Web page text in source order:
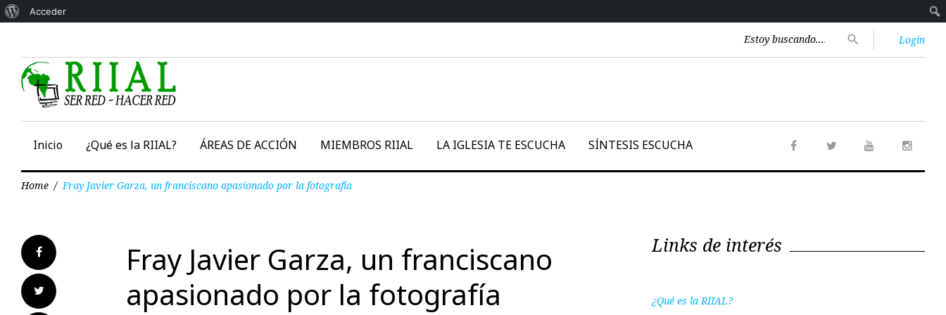
content
Login
Encontrar:
search
FacebookTwitterYoutube
Inicio ¿Qué es la RIIAL? ÁREAS DE ACCIÓN MIEMBROS RIIAL LA IGLESIA TE ESCUCHA SÍNTESIS ESCUCHA
Home / Fray Javier Garza, un franciscano apasionado por la fotografía
Facebook
Twitter
Fray Javier Garza, un franciscano
apasionado por la fotografía
Links de interés
¿Qué es la RIIAL?
Acerca
WordPress
Acceder